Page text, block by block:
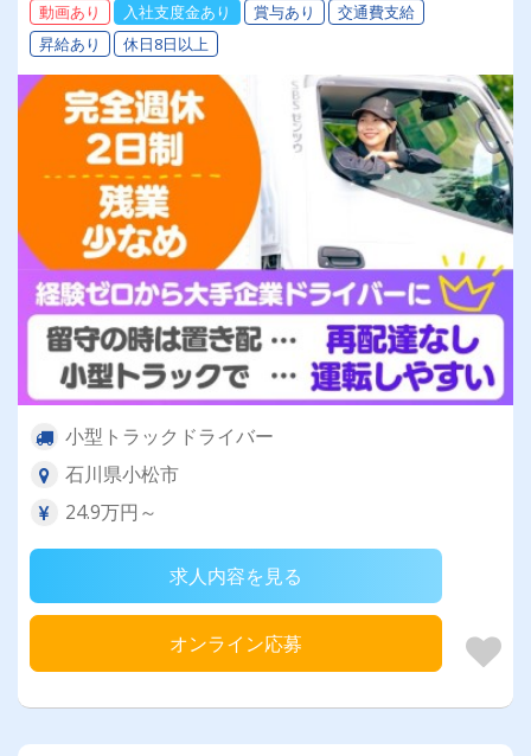
動画あり 入社支度金あり 賞与あり
交通費支給
昇給あり
休日8日以上
小型トラックドライバー
石川県小松市
24.9万円～
求人内容を見る
オンライン応募